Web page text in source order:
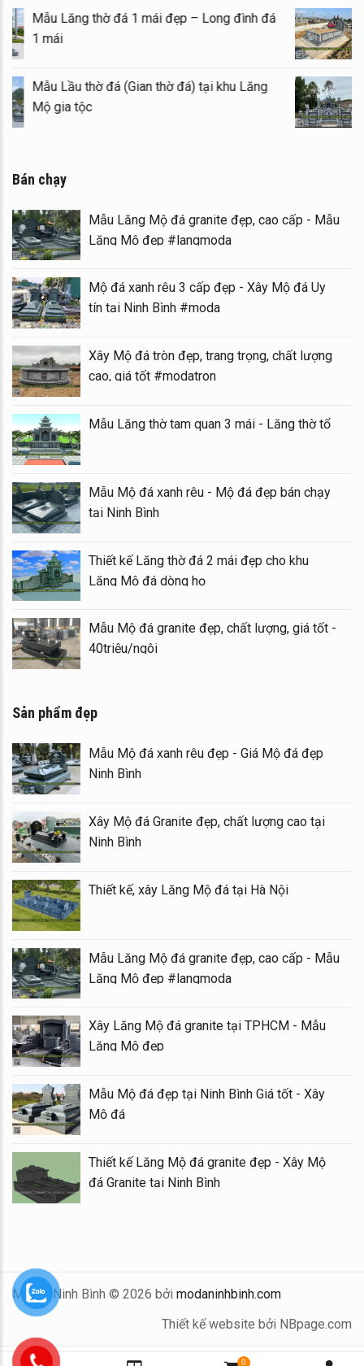
Mẫu Lăng thờ đá 1 mái đẹp – Long đình đá
Mẫu Lầu thờ đá (Gian thờ đá) tại khu Lăng
Mộ gia tộc
Bán chạy
Mẫu Lăng Mộ đá granite đẹp, cao cấp - Mẫu
Lăng Mộ đẹp #langmoda
Mộ đá xanh rêu 3 cấp đẹp - Xây Mộ đá Uy
tín tại Ninh Bình #moda
Xây Mộ đá tròn đẹp, trang trọng, chất lượng
cao, giá tốt #modatron
Mẫu Lăng thờ tam quan 3 mái - Lăng thờ tổ
Mẫu Mộ đá xanh rêu - Mộ đá đẹp bán chạy
tại Ninh Bình
Thiết kế Lăng thờ đá 2 mái đẹp cho khu
Lăng Mộ đá dòng họ
Mẫu Mộ đá granite đẹp, chất lượng, giá tốt -
40triệu/ngôi
Sản phẩm đẹp
Mẫu Mộ đá xanh rêu đẹp - Giá Mộ đá đẹp
Ninh Bình
Xây Mộ đá Granite đẹp, chất lượng cao tại
Ninh Bình
Thiết kế, xây Lăng Mộ đá tại Hà Nội
Mẫu Lăng Mộ đá granite đẹp, cao cấp - Mẫu
Lăng Mộ đẹp #langmoda
Xây Lăng Mộ đá granite tại TPHCM - Mẫu
Lăng Mộ đẹp
Mẫu Mộ đá đẹp tại Ninh Bình Giá tốt - Xây
Mộ đá
Thiết kế Lăng Mộ đá granite đẹp - Xây Mộ
đá Granite tại Ninh Bình
Mộ Đá Ninh Bình © 2026 bởi modaninhbinh.com
Thiết kế website bởi NBpage.com
0